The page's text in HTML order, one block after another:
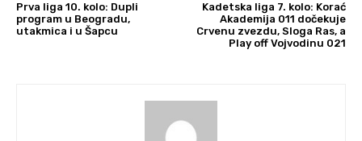
Prva liga 10. kolo: Dupli
program u Beogradu,
utakmica i u Šapcu
Kadetska liga 7. kolo: Korać
Akademija 011 dočekuje
Crvenu zvezdu, Sloga Ras, a
Play off Vojvodinu 021